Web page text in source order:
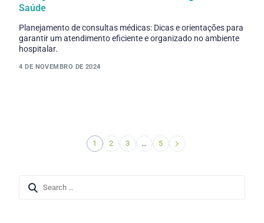
Saúde
Planejamento de consultas médicas: Dicas e orientações para
garantir um atendimento eficiente e organizado no ambiente
hospitalar.
4 DE NOVEMBRO DE 2024
1 2 3 … 5